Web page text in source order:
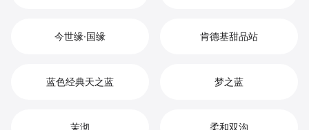
今世缘·国缘 肯德基甜品站
蓝色经典天之蓝 梦之蓝
茉沏 柔和双沟